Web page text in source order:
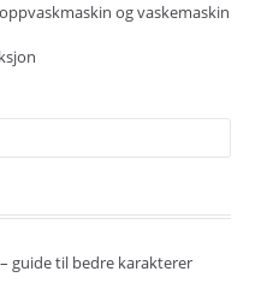
og vaskemaskin
guide til bedre karakterer